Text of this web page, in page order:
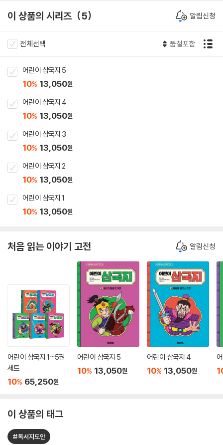
이 상품의 시리즈 5 알림신청
전체선택 품절포함
어린이 삼국지 5
10% 13,050원
어린이 삼국지 4
10% 13,050원
어린이 삼국지 3
10% 13,050원
어린이 삼국지 2
10% 13,050원
어린이 삼국지 1
10% 13,050원
처음 읽는 이야기 고전 알림신청
어린이 삼국지 1~5권
세트
10% 65,250원
어린이 삼국지 5
10% 13,050원
어린이 삼국지 4
10% 13,050원
이 상품의 태그
#독서지도안